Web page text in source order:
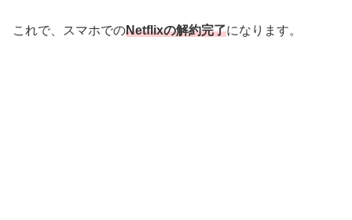
これで、スマホでのNetflixの解約完了になります。